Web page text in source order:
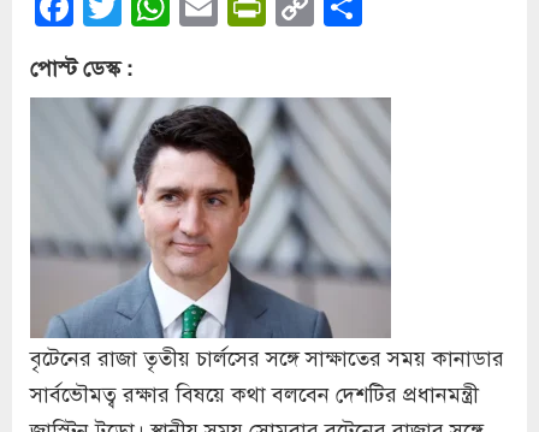
Link
পোস্ট ডেস্ক :
বৃটেনের রাজা তৃতীয় চার্লসের সঙ্গে সাক্ষাতের সময় কানাডার
সার্বভৌমত্ব রক্ষার বিষয়ে কথা বলবেন দেশটির প্রধানমন্ত্রী